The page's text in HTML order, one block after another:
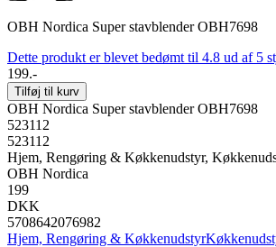
OBH Nordica Super stavblender OBH7698
Dette produkt er blevet bedømt til 4.8 ud af 5
199.-
Tilføj til kurv
OBH Nordica Super stavblender OBH7698
523112
523112
Hjem, Rengøring & Køkkenudstyr,
OBH Nordica
199
DKK
5708642076982
Hjem, Rengøring & Køkkenudstyr